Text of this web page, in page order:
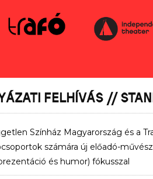
FELHÍVÁS //
Színház Magyarország és a
számára új előadó-
és humor) fókusszal